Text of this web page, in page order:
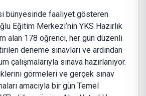
bünyesinde faaliyet gösteren
Eğitim Merkezi’nin YKS Hazırlık
alan 178 öğrenci, her gün düzenli
deneme sınavları ve ardından
çalışmalarıyla sınava hazırlanıyor.
görmeleri ve gerçek sınav
amacıyla bir gün Temel